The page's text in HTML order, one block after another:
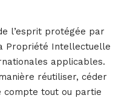
l’esprit protégée par
Propriété Intellectuelle
applicables.
réutiliser, céder
tout ou partie